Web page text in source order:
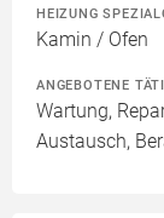
HEIZUNG
Kamin / Ofen
ANGEBOTENE
Wartung,
Austausch,